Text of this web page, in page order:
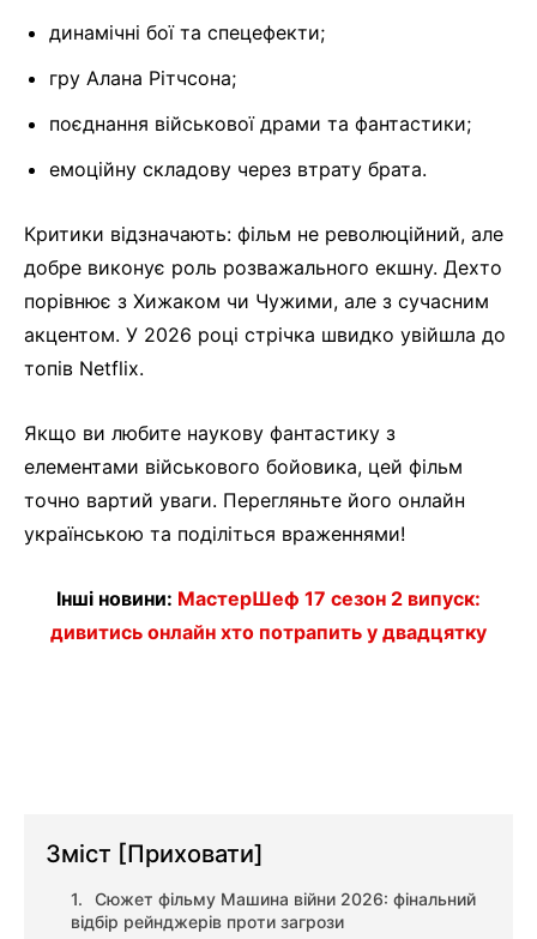
динамічні бої та спецефекти;
гру Алана Рітчсона;
поєднання військової драми та фантастики;
емоційну складову через втрату брата.
Критики відзначають: фільм не революційний, але
добре виконує роль розважального екшну. Дехто
порівнює з Хижаком чи Чужими, але з сучасним
акцентом. У 2026 році стрічка швидко увійшла до
топів Netflix.
Якщо ви любите наукову фантастику з
елементами військового бойовика, цей фільм
точно вартий уваги. Перегляньте його онлайн
українською та поділіться враженнями!
Інші новини: МастерШеф 17 сезон 2 випуск:
дивитись онлайн хто потрапить у двадцятку
Зміст [Приховати]
Сюжет фільму Машина війни 2026: фінальний
відбір рейнджерів проти загрози